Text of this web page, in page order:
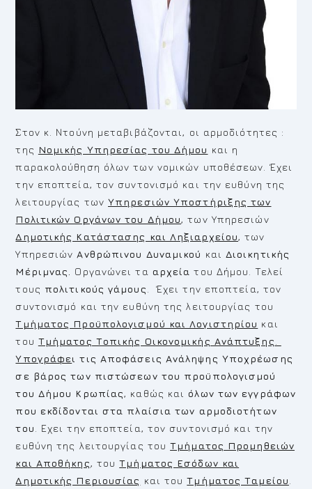
Στον κ. Ντούνη μεταβιβάζονται, οι αρμοδιότητες :
της Νομικής Υπηρεσίας του Δήμου και η
παρακολούθηση όλων των νομικών υποθέσεων. Έχει
την εποπτεία, τον συντονισμό και την ευθύνη της
λειτουργίας τωνΥπηρεσιών Υποστήριξης των
Πολιτικών Οργάνων του Δήμου, των Υπηρεσιών
Δημοτικής Κατάστασης και Ληξιαρχείου, των
Υπηρεσιών Ανθρώπινου Δυναμικού και Διοικητικής
Μέριμνας.
Οργανώνει τα αρχείατου Δήμου. Τελεί
τους πολιτικούς γάμους . Έχει την εποπτεία, τον
συντονισμό και την ευθύνη της λειτουργίας του
Τμήματος Προϋπολογισμού και Λογιστηρίου και
του Τμήματος Τοπικής Οικονομικής Ανάπτυξης
Υπογράφει τις Αποφάσεις Ανάληψης Υποχρέωσης
σε βάρος των πιστώσεων του προϋπολογισμού
του Δήμου Κρωπίας, καθώς καιόλων των εγγράφων
που εκδίδονται στα πλαίσια των αρμοδιοτήτων
του
. Εχει την εποπτεία, τον συντονισμό και την
ευθύνη της λειτουργίας τουΤμήματος Προμηθειών
και Αποθήκης, τουΤμήματος Εσόδων και
Δημοτικής Περιουσίας και τουΤμήματος Ταμείου